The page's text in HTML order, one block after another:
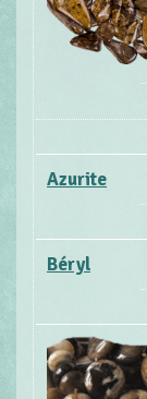
Azurite
Béryl